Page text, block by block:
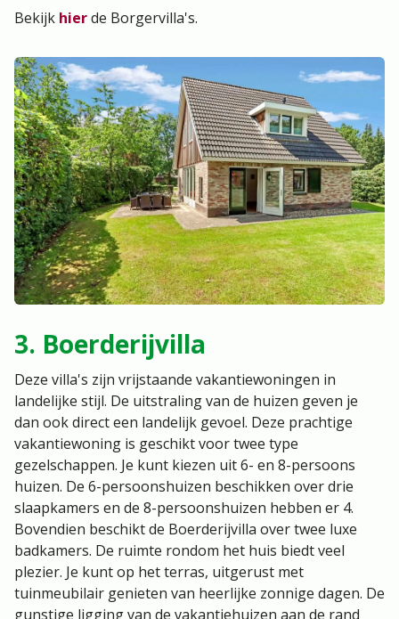
Bekijk hierde Borgervilla's.
3. Boerderijvilla
Deze villa's zijn vrijstaande vakantiewoningen in
landelijke stijl. De uitstraling van de huizen geven je
dan ook direct een landelijk gevoel. Deze prachtige
vakantiewoning is geschikt voor twee type
gezelschappen. Je kunt kiezen uit 6- en 8-persoons
huizen. De 6-persoonshuizen beschikken over drie
slaapkamers en de 8-persoonshuizen hebben er 4.
Bovendien beschikt de Boerderijvilla over twee luxe
badkamers. De ruimte rondom het huis biedt veel
plezier. Je kunt op het terras, uitgerust met
tuinmeubilair genieten van heerlijke zonnige dagen. De
gunstige ligging van de vakantiehuizen aan de rand